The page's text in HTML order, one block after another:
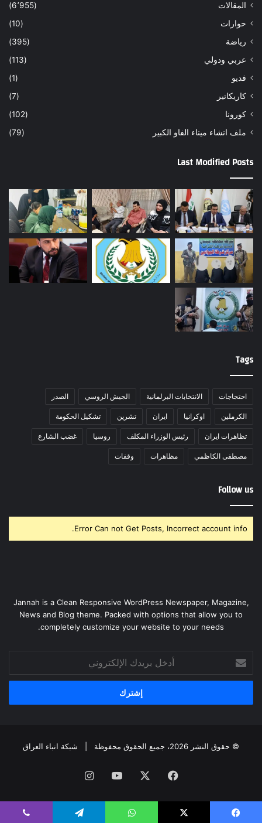
المقالات
(6٬955)
حوارات
(10)
رياضة
(395)
عربي ودولي
(113)
فديو
(1)
كاريكاتير
(7)
كورونا
(102)
ملف انشاء ميناء الفاو الكبير
(79)
Last Modified Posts
Tags
احتجاجات الانتخابات البرلمانية الجيش الروسي الصدر
الكرملين اوكرانيا ايران تشرين تشكيل الحكومة
تظاهرات ايران رئيس الوزراء المكلف روسيا غضب الشارع
مصطفى الكاظمي مظاهرات وقفات
Follow us
Error Can not Get Posts, Incorrect account info.
Jannah is a Clean Responsive WordPress Newspaper, Magazine,
News and Blog theme. Packed with options that allow you to
completely customize your website to your needs.
بريدك
الإلكتروني
© حقوق النشر 2026، جميع الحقوق محفوظة | شبكة انباء العراق
فيسبوك ‫YouTubeانستقرام